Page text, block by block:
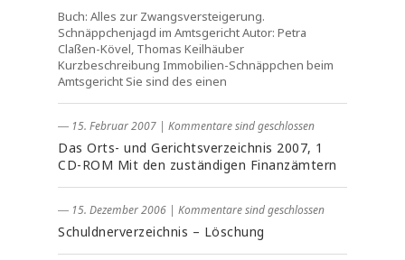
Buch: Alles zur Zwangsversteigerung.
Schnäppchenjagd im Amtsgericht Autor: Petra
Claßen-Kövel, Thomas Keilhäuber
Kurzbeschreibung Immobilien-Schnäppchen beim
Amtsgericht Sie sind des einen
― 15. Februar 2007 | Kommentare sind geschlossen
Das Orts- und Gerichtsverzeichnis 2007, 1
CD-ROM Mit den zuständigen Finanzämtern
― 15. Dezember 2006 | Kommentare sind geschlossen
Schuldnerverzeichnis – Löschung